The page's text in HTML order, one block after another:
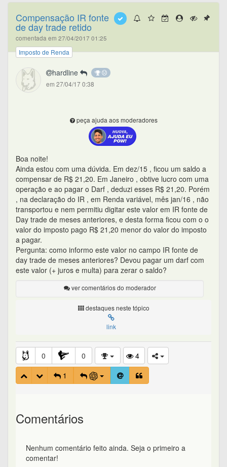
Compensação IR fonte
de day trade retido
comentada em 27/04/2017 01:25
Imposto de Renda
hardline
em 27/04/17 0:38
peça ajuda aos moderadores
Boa noite!
Ainda estou com uma dúvida. Em dez/15 , ficou um saldo a
compensar de R$ 21,20. Em Janeiro , obtive lucro com uma
operação e ao pagar o Darf , deduzi esses R$ 21,20. Porém
, na declaração do IR , em Renda variável, mês jan/16 , não
transportou e nem permitiu digitar este valor em IR fonte de
Day trade de meses anteriores, e desta forma ficou com o o
valor do imposto pago R$ 21,20 menor do valor do imposto
a pagar.
Pergunta: como informo este valor no campo IR fonte de
day trade de meses anteriores? Devou pagar um darf com
este valor (+ juros e multa) para zerar o saldo?
ver comentários do moderador
destaques neste tópico
link
0 0
4
1
Comentários
Nenhum comentário feito ainda. Seja o primeiro a
comentar!